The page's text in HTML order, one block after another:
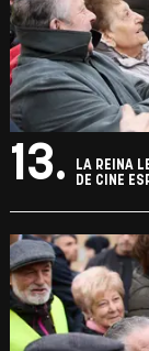
13.
LA REINA
DE CINE